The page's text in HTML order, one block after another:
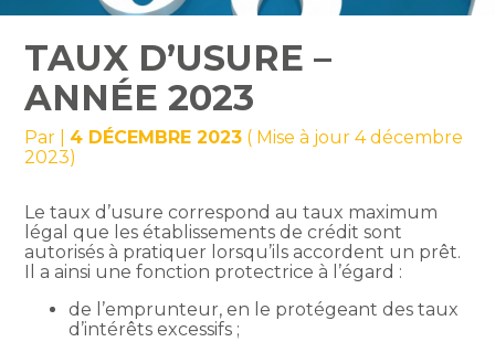
TAUX D’USURE –
ANNÉE 2023
Par 4 DÉCEMBRE 2023 ( Mise à jour 4 décembre
2023)
Le taux d’usure correspond au taux maximum
légal que les établissements de crédit sont
autorisés à pratiquer lorsqu’ils accordent un prêt.
Il a ainsi une fonction protectrice à l’égard :
de l’emprunteur, en le protégeant des taux
d’intérêts excessifs ;